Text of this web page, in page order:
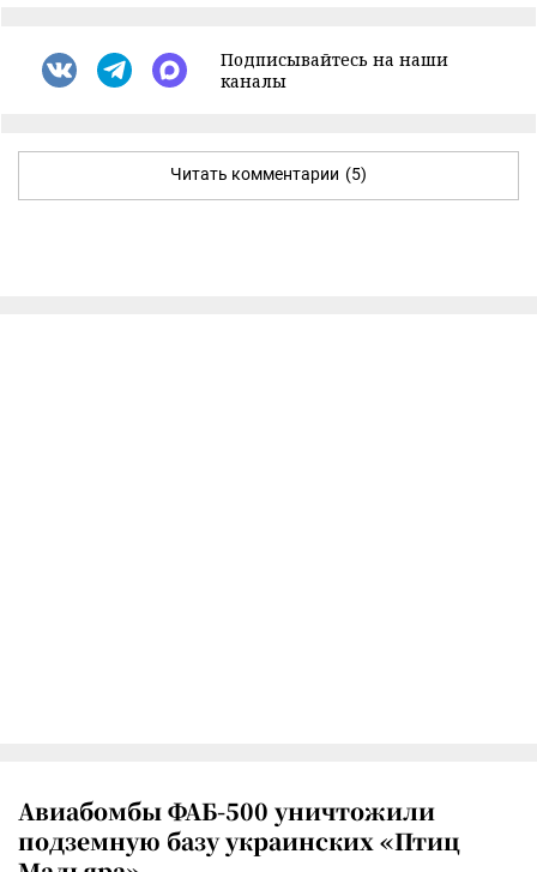
Подписывайтесь на наши
каналы
Читать комментарии (5)
Авиабомбы ФАБ-500 уничтожили
подземную базу украинских «Птиц